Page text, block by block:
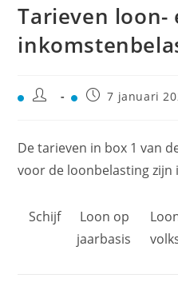
Tarieven loon-
7 januari
De tarieven in box 1 van
voor de loonbelasting zijn
Schijf
Loon op
jaarbasis